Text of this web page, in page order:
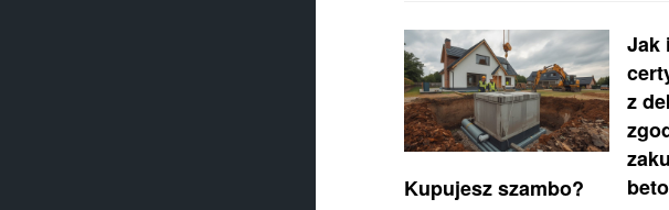
Kupujesz szambo?
Jak
z